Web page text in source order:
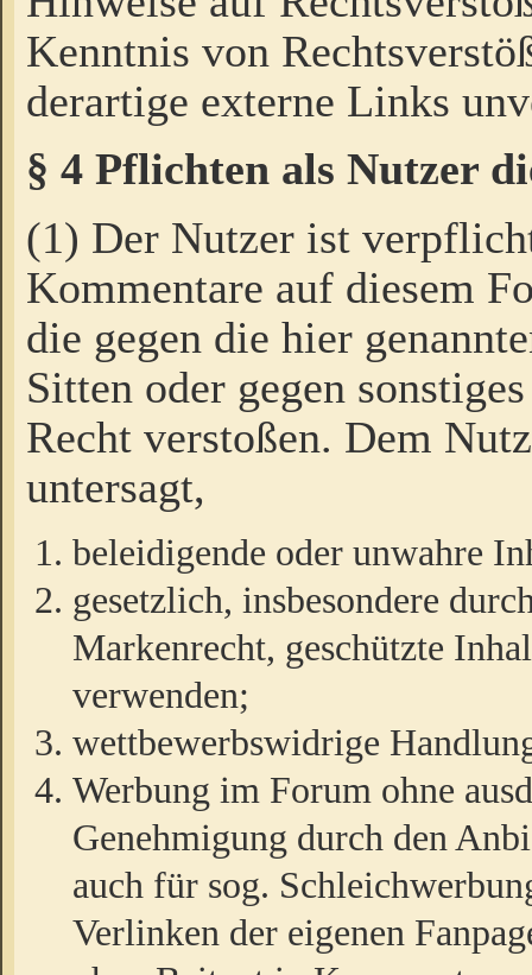
Kenntnis von
derartige externe Links
§ 4 Pflichten als Nutzer
(1) Der Nutzer ist
Kommentare auf diesem
die gegen die hier
Sitten oder gegen
Recht verstoßen. Dem
untersagt,
beleidigende oder unwahre
gesetzlich, insbesondere
Markenrecht, geschützte
verwenden;
wettbewerbswidrige
Werbung im Forum ohne
Genehmigung durch den
auch für sog.
Verlinken der eigenen